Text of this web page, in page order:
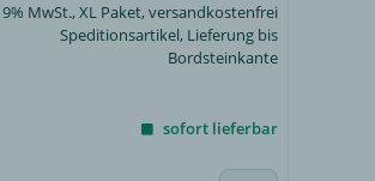
MwSt.,XL Paket, versandkostenfrei
Speditionsartikel, Lieferung bis
Bordsteinkante
sofort lieferbar